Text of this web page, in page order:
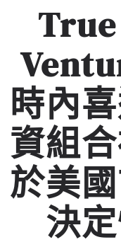
時內
資組
於美
決